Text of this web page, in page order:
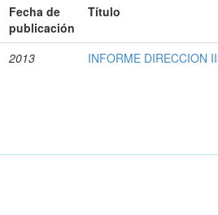
Fecha de
publicación
Título
2013 INFORME DIRECCION